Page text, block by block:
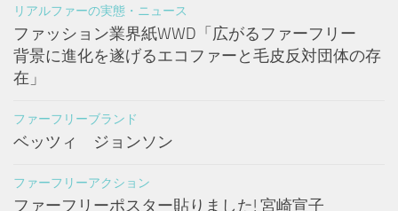
リアルファーの実態・ニュース
ファッション業界紙WWD「広がるファーフリー
背景に進化を遂げるエコファーと毛皮反対団体の存
在」
ファーフリーブランド
ベッツィ ジョンソン
ファーフリーアクション
ファーフリーポスター貼りました! 宮崎宣子